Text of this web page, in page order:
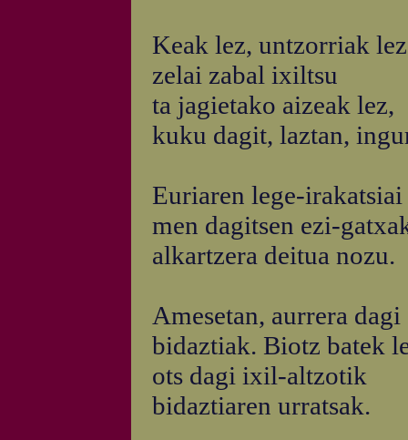
Keak lez, untzorriak
zelai zabal ixiltsu
ta jagietako aizeak lez,
kuku dagit, laztan,
Euriaren lege-irakatsiai
men dagitsen ezi-
alkartzera deitua nozu.
Amesetan, aurrera dagi
bidaztiak. Biotz batek
ots dagi ixil-altzotik
bidaztiaren urratsak.